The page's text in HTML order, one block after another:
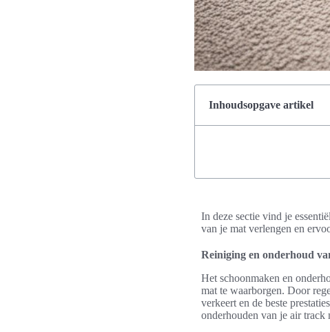
Inhoudsopgave artikel
In deze sectie vind je
van je mat verlengen en
Reiniging en onderhoud
Het schoonmaken en
mat te waarborgen. Door
verkeert en de beste
onderhouden van je air track